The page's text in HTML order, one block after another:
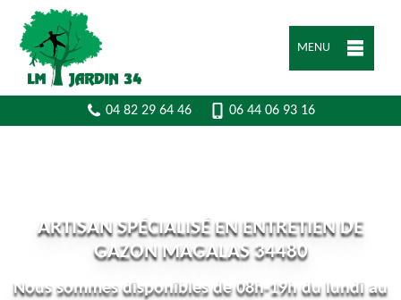
MENU
04 82 29 64 46 06 44 06 93 16
ARTISAN SPÉCIALISÉ EN ENTRETIEN DE
GAZON MAGALAS 34480
Nous sommes disponibles de 08h-19h du lundi au